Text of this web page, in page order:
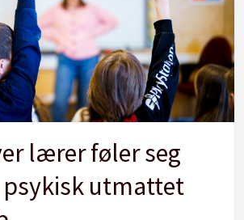
lærer føler seg
psykisk utmattet